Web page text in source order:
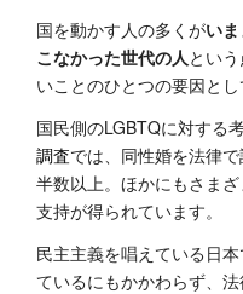
国を動かす人の多くがい
こなかった世代の人 とい
いことのひとつの要因とし
国民側のLGBTQに対する
調査では、同性婚を法律
半数以上。ほかにもさま
支持が得られています。
民主主義を唱えている日
ているにもかかわらず、